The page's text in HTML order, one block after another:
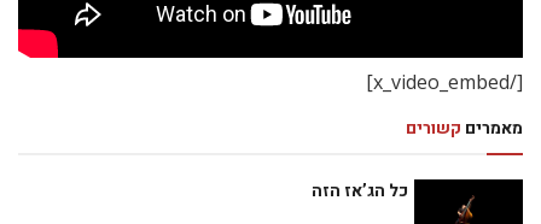
[/x_video_embed]
מאמרים קשורים
כל הג’אז הזה